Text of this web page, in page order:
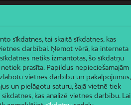
sīkdatnes, tai skaitā sīkdatnes, kas
darbībai. Ņemot vērā, ka interneta
netiks izmantotas, šo sīkdatņu
prasīta. Papildus nepieciešamajām
vietnes darbību un pakalpojumus,
un pielāgotu saturu, šajā vietnē tiek
kas analizē vietnes darbību. Lai